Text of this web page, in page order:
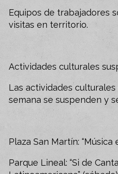
Equipos de trabajadores
visitas en territorio.
Actividades culturales
Las actividades
semana se suspenden y
Plaza San Martín: “Música
Parque Lineal: “Si de